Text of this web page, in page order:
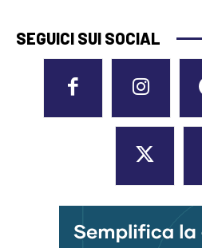
SEGUICI SUI SOCIAL